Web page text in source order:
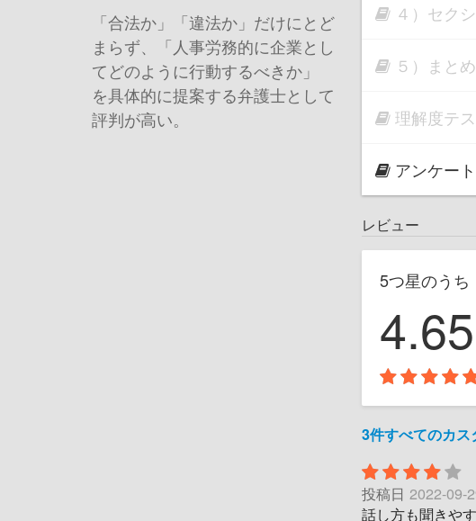
「合法か」「違法か」だけにとど
まらず、「人事労務的に企業とし
てどのように行動するべきか」
を具体的に提案する弁護士として
評判が高い。
４）セク
５）まとめ
理解度テ
アンケー
レビュー
5つ星のうち
4.65
3件すべてのカス
投稿日 2022-09-
話し方も聞きや